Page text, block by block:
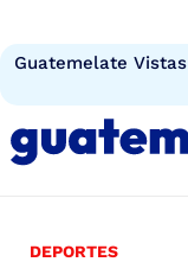
Guatemelate Vistas
DEPORTES